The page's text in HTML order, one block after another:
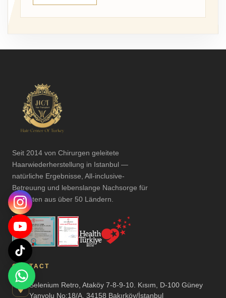
Seit 2014 von Chirurgen geleitete
Haarwiederherstellung in Istanbul —
natürliche Ergebnisse, All-inclusive-
Betreuung und lebenslange Nachsorge für
Patienten aus über 50 Ländern.
CONTACT
Selenium Retro, Ataköy 7-8-9-10. Kısım, D-100 Güney
Yanyolu No:18/A, 34158 Bakırköy/İstanbul